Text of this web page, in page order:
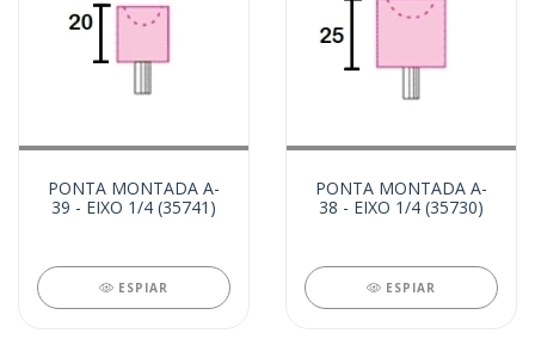
PONTA MONTADA A-
39 - EIXO 1/4 (35741)
ESPIAR
PONTA MONTADA A-
38 - EIXO 1/4 (35730)
ESPIAR